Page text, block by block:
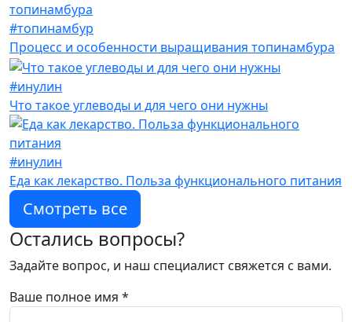
#топинамбур
Процесс и особенности выращивания топинамбура
#инулин
Что такое углеводы и для чего они нужны
#инулин
Еда как лекарство. Польза функционального питания
Смотреть все
Остались вопросы?
Задайте вопрос, и наш специалист свяжется с вами.
Ваше полное имя *